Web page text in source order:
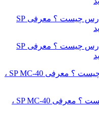
مینی لودر سنوپارس چیست ؟ معرفی SP
مینی لودر سنوپارس چیست ؟ معرفی SP
مینی لودر سنوپارس چیست ؟ معرفی SP MC-40 ،
مینی لودر سنوپارس چیست ؟ معرفی SP MC-40 ،